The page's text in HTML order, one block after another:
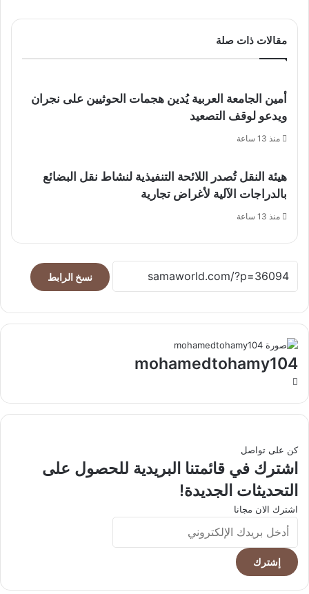
مقالات ذات صلة
أمين الجامعة العربية يُدين هجمات الحوثيين على نجران
ويدعو لوقف التصعيد
منذ 13 ساعة
هيئة النقل تُصدر اللائحة التنفيذية لنشاط نقل البضائع
بالدراجات الآلية لأغراض تجارية
منذ 13 ساعة
نسخ الرابط
mohamedtohamy104
كن على تواصل
اشترك في قائمتنا البريدية للحصول على
التحديثات الجديدة!
اشترك الان مجانا
أدخل
بريدك
الإلكتروني